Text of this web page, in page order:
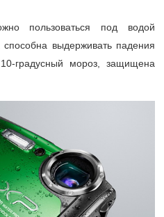
пользоваться под водой
выдерживать падения
10-градусный мороз, защищена